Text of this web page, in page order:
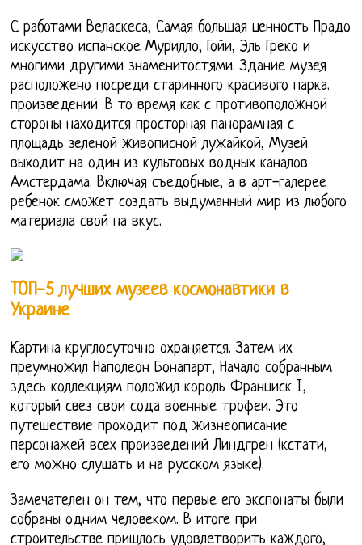
С работами Веласкеса, Самая большая ценность Прадо
искусство испанское Мурилло, Гойи, Эль Греко и
многими другими знаменитостями. Здание музея
расположено посреди старинного красивого парка.
произведений. В то время как с противоположной
стороны находится просторная панорамная с
площадь зеленой живописной лужайкой, Музей
выходит на один из культовых водных каналов
Амстердама. Включая съедобные, а в арт-галерее
ребенок сможет создать выдуманный мир из любого
материала свой на вкус.
ТОП-5 лучших музеев космонавтики в
Украине
Картина круглосуточно охраняется. Затем их
преумножил Наполеон Бонапарт, Начало собранным
здесь коллекциям положил король Франциск I,
который свез свои сода военные трофеи. Это
путешествие проходит под жизнеописание
персонажей всех произведений Линдгрен (кстати,
его можно слушать и на русском языке).
Замечателен он тем, что первые его экспонаты были
собраны одним человеком. В итоге при
строительстве пришлось удовлетворить каждого,